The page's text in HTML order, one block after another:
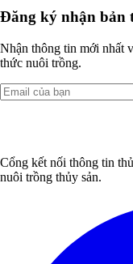
Đăng ký nhận bản
Nhận thông tin mới nhất
thức nuôi trồng.
Cổng kết nối thông tin
nuôi trồng thủy sản.